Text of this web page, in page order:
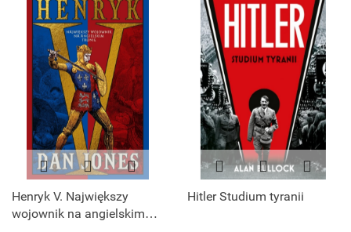
Henryk V. Największy
wojownik na angielskim
Hitler Studium tyranii